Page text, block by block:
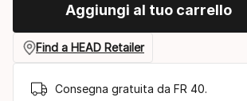
Aggiungi al tuo carrello
Find a HEAD Retailer
Consegna gratuita da FR 40.